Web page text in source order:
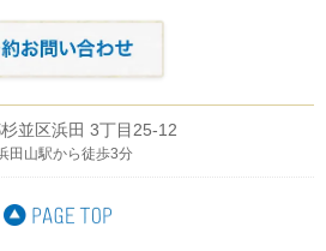
並区浜田 3丁目25-12
田山駅から徒歩3分